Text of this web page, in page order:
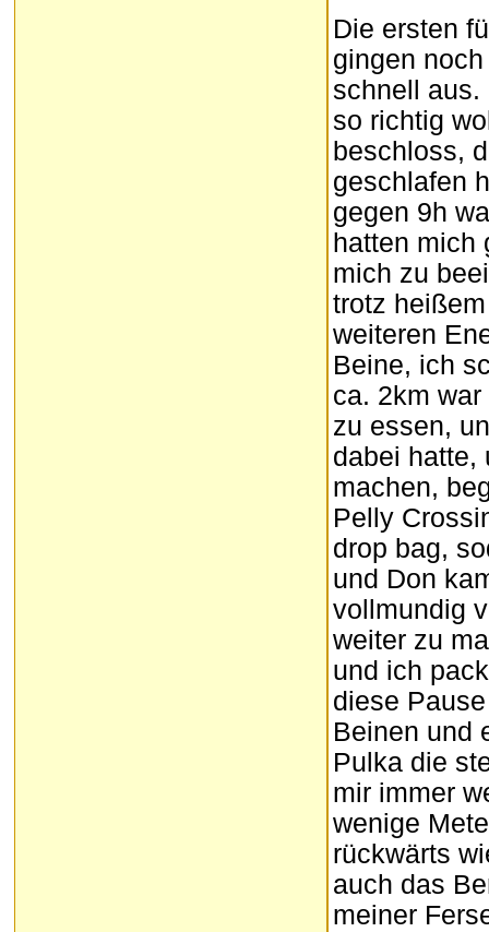
Die ersten
gingen
schnell aus.
so richtig
beschloss,
geschlafen
gegen 9h
hatten mich
mich zu
trotz
weiteren
Beine, ich
ca. 2km
zu essen,
dabei hatte,
machen,
Pelly
drop bag,
und Don
vollmundig
weiter zu
und ich
diese
Beinen und
Pulka die
mir immer
wenige
rückwärts
auch das
meiner